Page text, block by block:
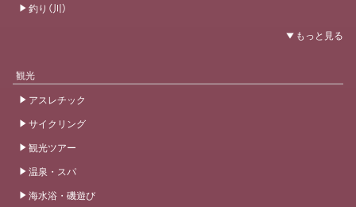
釣り（川）
観光
アスレチック
サイクリング
観光ツアー
温泉・スパ
海水浴・磯遊び